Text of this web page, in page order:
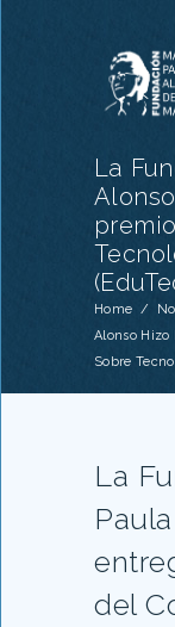
La
Home /
Alonso Hizo
Sobre
La
del